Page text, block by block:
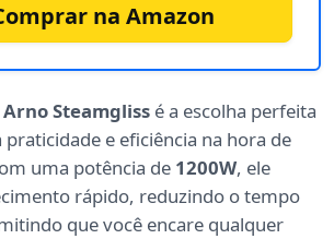
na Amazon
Steamgliss é a escolha perfeita
e eficiência na hora de
uma potência de 1200W, ele
rápido, reduzindo o tempo
que você encare qualquer